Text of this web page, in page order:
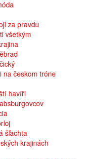
za pravdu
všetkým
na českom tróne
havíři
šľachta
krajinách